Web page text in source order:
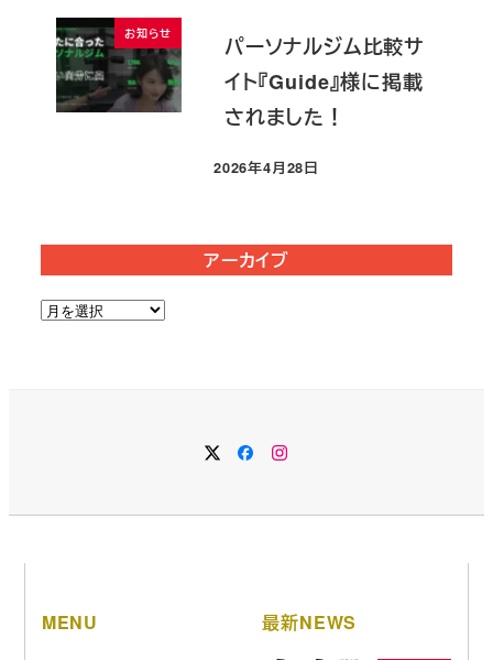
お知らせ
パーソナルジム比較サ
イト『Guide』様に掲載
されました！
投稿日
2026年4月28日
アーカイブ
ア
MENU 最新NEWS